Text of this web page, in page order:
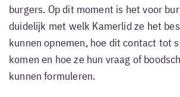
burgers. Op dit moment is het voor
duidelijk met welk Kamerlid ze het
kunnen opnemen, hoe dit contact tot
komen en hoe ze hun vraag of
kunnen formuleren.